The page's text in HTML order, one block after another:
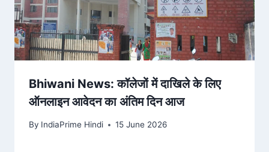
Bhiwani News: कॉलेजों में दाखिले के लिए
ऑनलाइन आवेदन का अंतिम दिन आज
By IndiaPrime Hindi 15 June 2026